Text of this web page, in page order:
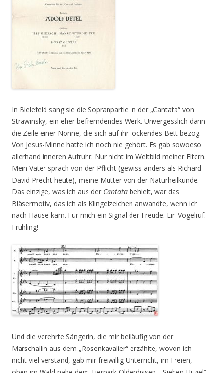
In Bielefeld sang sie die Sopranpartie in der „Cantata“ von
Strawinsky, ein eher befremdendes Werk. Unvergesslich darin
die Zeile einer Nonne, die sich auf ihr lockendes Bett bezog.
Von Jesus-Minne hatte ich noch nie gehört. Es gab sowoeso
allerhand inneren Aufruhr. Nur nicht im Weltbild meiner Eltern.
Mein Vater sprach von der Pflicht (gewiss anders als Richard
David Precht heute), meine Mutter von der Naturheilkunde.
Das einzige, was ich aus der Cantata behielt, war das
Bläsermotiv, das ich als Klingelzeichen anwandte, wenn ich
nach Hause kam. Für mich ein Signal der Freude. Ein Vogelruf.
Frühling!
Und die verehrte Sängerin, die mir beiläufig von der
Marschallin aus dem „Rosenkavalier“ erzählte, wovon ich
nicht viel verstand, gab mir freiwillig Unterricht, im Freien,